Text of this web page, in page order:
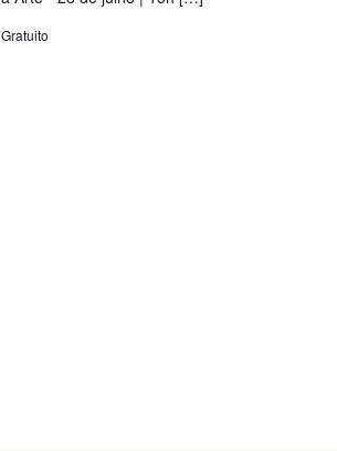
Gratuito